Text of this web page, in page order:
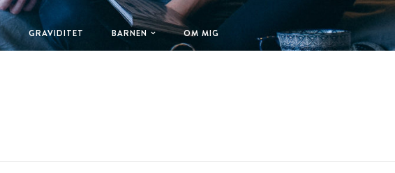
GRAVIDITET BARNEN OM MIG